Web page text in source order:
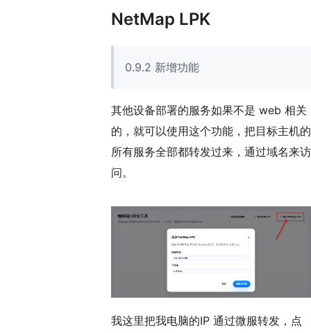
NetMap LPK
0.9.2 新增功能
其他设备部署的服务如果不是 web 相关
的，就可以使用这个功能，把目标主机的
所有服务全部都转发过来，通过域名来访
问。
我这里把我电脑的IP 通过微服转发，点